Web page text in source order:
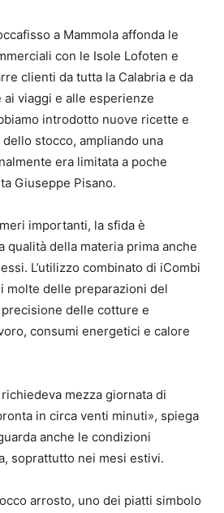
a Mammola affonda le
con le Isole Lofoten e
clienti da tutta la Calabria e da
viaggi e alle esperienze
introdotto nuove ricette e
stocco, ampliando una
era limitata a poche
Giuseppe Pisano.
importanti, la sfida è
qualità della materia prima anche
L’utilizzo combinato di iCombi
molte delle preparazioni del
delle cotture e
consumi energetici e calore
mezza giornata di
in circa venti minuti», spiega
anche le condizioni
soprattutto nei mesi estivi.
arrosto, uno dei piatti simbolo